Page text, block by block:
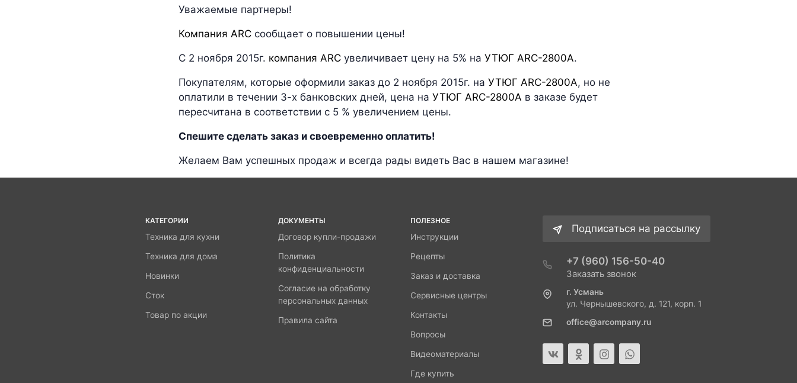
Уважаемые партнеры!
Компания ARC сообщает о повышении цены!
С 2 ноября 2015г. компания ARC увеличивает цену на 5% наУТЮГ ARC-2800A.
Покупателям, которые оформили заказ до 2 ноября 2015г. наУТЮГ ARC-2800A, но не
оплатили в течении 3-х банковских дней, цена наУТЮГ ARC-2800A в заказе будет
пересчитана в соответствии с 5 % увеличением цены.
Спешите сделать заказ и своевременно оплатить!
Желаем Вам успешных продаж и всегда рады видеть Вас в нашем магазине!
КАТЕГОРИИ
Техника для кухни
Техника для дома
Новинки
Сток
Товар по акции
ДОКУМЕНТЫ
Договор купли-продажи
Политика
конфиденциальности
Согласие на обработку
персональных данных
Правила сайта
ПОЛЕЗНОЕ
Инструкции
Рецепты
Заказ и доставка
Сервисные центры
Контакты
Вопросы
Видеоматериалы
Где купить
Подписаться на рассылку
+7 (960) 156-50-40
Заказать звонок
г. Усмань
ул. Чернышевского, д. 121, корп. 1
office@arcompany.ru